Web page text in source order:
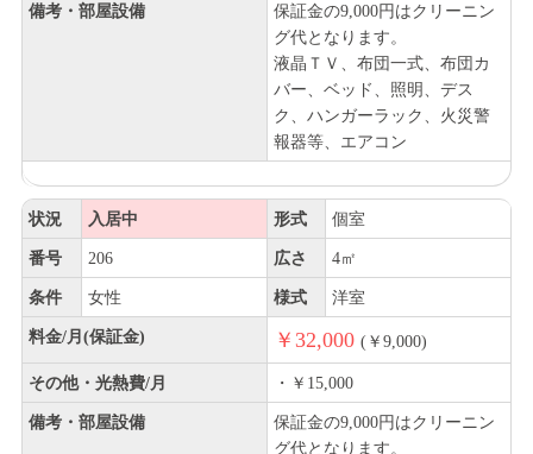
備考・部屋設備
保証金の9,000円はクリーニン
グ代となります。
液晶ＴＶ、布団一式、布団カ
バー、ベッド、照明、デス
ク、ハンガーラック、火災警
報器等、エアコン
状況 入居中 形式 個室
番号 206 広さ 4㎡
条件 女性 様式 洋室
料金/月(保証金) ￥32,000 (￥9,000)
その他・光熱費/月 ・￥15,000
備考・部屋設備
保証金の9,000円はクリーニン
グ代となります。